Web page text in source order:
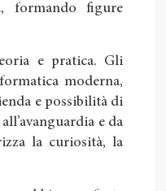
formando figure
e pratica. Gli
moderna,
e possibilità di
e da
la curiosità, la